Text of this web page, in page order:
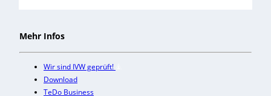
Mehr Infos
Wir sind IVW geprüft!
Download
TeDo Business